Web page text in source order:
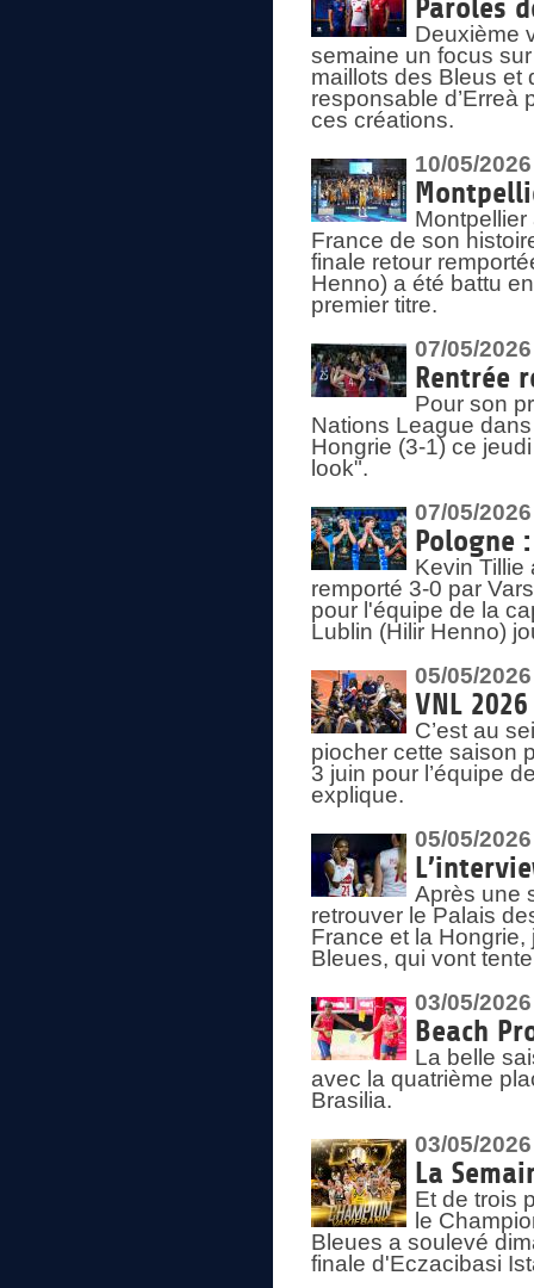
Paroles
Deuxième
semaine un focus
maillots des Bleus et
responsable d’Erreà
ces créations.
10/05/2026
France de son
finale retour
Henno) a été battu
premier titre.
07/05/2026
Rentrée
Pour son
Nations League
Hongrie (3-1) ce
look".
07/05/2026
Pologne
Kevin Tillie
remporté 3-0 par
pour l'équipe de la
Lublin (Hilir Henno)
05/05/2026
VNL
C’est au
piocher cette saison
3 juin pour l’équipe
explique.
05/05/2026
Après une
retrouver le Palais
France et la Hongrie,
Bleues, qui vont
03/05/2026
Beach
La belle
avec la quatrième
Brasilia.
03/05/2026
La
Et de trois
le
Bleues a soulevé
finale d'Eczacibasi